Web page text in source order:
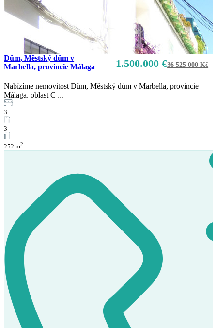
1.500.000 €36 525 000 Kč
Dům, Městský dům v
Marbella, provincie Málaga
Nabízíme nemovitost Dům, Městský dům v Marbella, provincie
Málaga, oblast C ...
3
3
252 m2